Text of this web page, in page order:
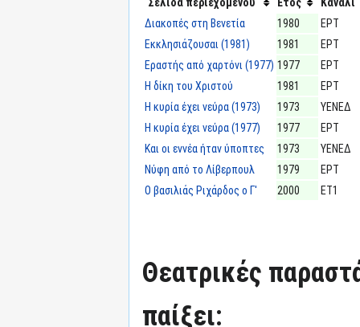
Διακοπές στη Βενετία
1980
ΕΡΤ
Εκκλησιάζουσαι (1981)
1981
ΕΡΤ
Εραστής από χαρτόνι (1977) 1977
ΕΡΤ
Η δίκη του Χριστού
1981
ΕΡΤ
Η κυρία έχει νεύρα (1973)
1973
ΥΕΝΕΔ
Η κυρία έχει νεύρα (1977)
1977
ΕΡΤ
Και οι εννέα ήταν ύποπτες
1973
ΥΕΝΕΔ
Νύφη από το Λίβερπουλ
1979
ΕΡΤ
Ο βασιλιάς Ριχάρδος ο Γ'
2000 ΕΤ1
Θεατρικές
παίξει: